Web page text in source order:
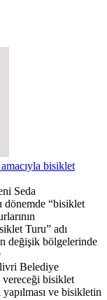
bisiklet
Seda
dönemde “bisiklet
Turu” adı
değişik bölgelerinde
Belediye
vereceği bisiklet
ve bisikletin